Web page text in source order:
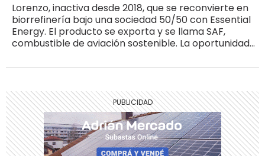
Lorenzo, inactiva desde 2018, que se reconvierte en
biorrefinería bajo una sociedad 50/50 con Essential
Energy. El producto se exporta y se llama SAF,
combustible de aviación sostenible. La oportunidad
antes de 2030